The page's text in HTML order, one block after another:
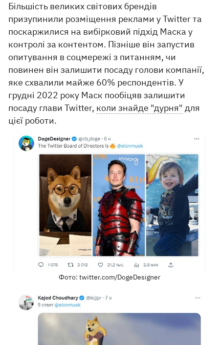
Більшість великих світових брендів
призупинили розміщення реклами у Twitter та
поскаржилися на вибірковий підхід Маска у
контролі за контентом. Пізніше він запустив
опитування в соцмережі з питанням, чи
повинен він залишити посаду голови компанії,
яке схвалили майже 60% респондентів. У
грудні 2022 року Маск пообіцяв залишити
посаду глави Twitter, коли знайде "дурня" для
цієї роботи.
Фото: twitter.com/DogeDesigner